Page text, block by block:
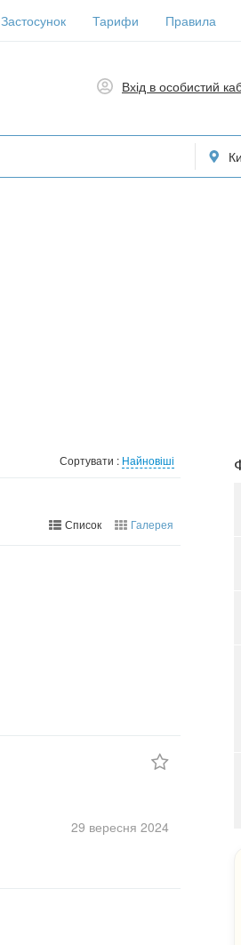
Застосунок Тарифи Правила
Вхід в особистий
Сортувати : Найновіші
Список Галерея
29 вересня 2024